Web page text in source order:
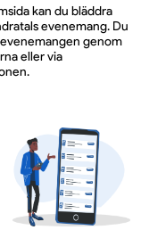
kan du bläddra
evenemang. Du
genom
eller via